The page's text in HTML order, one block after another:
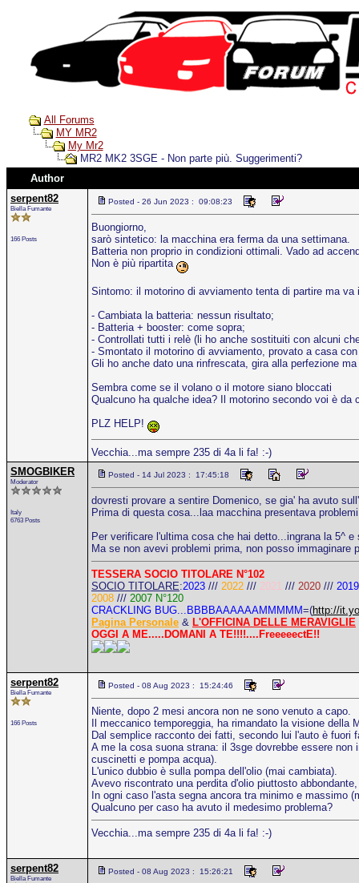
All Forums
MY MR2
My Mr2
MR2 MK2 3SGE - Non parte più. Suggerimenti?
Author
serpent82
Biella Fumante
166 Posts
Posted - 26 Jun 2023 : 09:08:23
Buongiorno,
sarò sintetico: la macchina era ferma da una settimana.
Batteria non proprio in condizioni ottimali. Vado ad
Non è più ripartita
Sintomo: il motorino di avviamento tenta di partire ma va
- Cambiata la batteria: nessun risultato;
- Batteria + booster: come sopra;
- Controllati tutti i relè (li ho anche sostituiti con alcuni
- Smontato il motorino di avviamento, provato a casa
Gli ho anche dato una rinfrescata, gira alla perfezione
Sembra come se il volano o il motore siano bloccati
Qualcuno ha qualche idea? Il motorino secondo voi è
PLZ HELP!
Vecchia...ma sempre 235 di 4a li fa! :-)
SMOGBIKER
Moderator
Italy
6763 Posts
Posted - 14 Jul 2023 : 17:45:18
dovresti provare a sentire Domenico, se gia' ha avuto
Prima di questa cosa...laa macchina presentava
Per verificare l'ultima cosa che hai detto...ingrana la 5^
Ma se non avevi problemi prima, non posso immaginare
TESSERA SOCIO TITOLARE N°102
SOCIO TITOLARE:2023 /// 2022 /// 2021 /// 2020 /// 2019
2008 /// 2007 N°120
CRACKLING BUG...BBBBAAAAAAMMMMM=(http://
Pagina Personale & L'OFFICINA DELLE MERAVIGLIE
OGGI A ME.....DOMANI A TE!!!!....FreeeeectE!!
serpent82
Biella Fumante
166 Posts
Posted - 08 Aug 2023 : 15:24:46
Niente, dopo 2 mesi ancora non ne sono venuto a capo.
Il meccanico temporeggia, ha rimandato la visione della
Dal semplice racconto dei fatti, secondo lui l'auto è fuori
A me la cosa suona strana: il 3sge dovrebbe essere
cuscinetti e pompa acqua).
L'unico dubbio è sulla pompa dell'olio (mai cambiata).
Avevo riscontrato una perdita d'olio piuttosto
In ogni caso l'asta segna ancora tra minimo e massimo
Qualcuno per caso ha avuto il medesimo problema?
Vecchia...ma sempre 235 di 4a li fa! :-)
serpent82
Biella Fumante
Posted - 08 Aug 2023 : 15:26:21